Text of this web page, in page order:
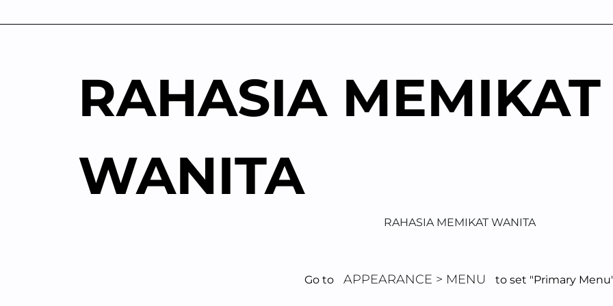
to
RAHASIA MEMIKAT
WANITA
RAHASIA MEMIKAT WANITA
Go to APPEARANCE > MENU to set "Primary